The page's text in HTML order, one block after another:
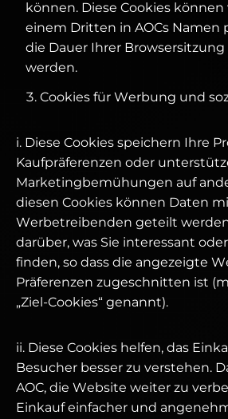
können. Diese Cookies können
einem Dritten in AOCs Namen
die Dauer Ihrer
werden.
Cookies für Werbung und
i. Diese Cookies speichern Ihre
Kaufpräferenzen oder
Marketingbemühungen auf
diesen Cookies können Daten
Werbetreibenden geteilt
darüber, was Sie interessant
finden, so dass die angezeigte
Präferenzen zugeschnitten ist
„Ziel-Cookies“ genannt).
ii. Diese Cookies helfen, das
Besucher besser zu verstehen.
AOC, die Website weiter zu
Einkauf einfacher und